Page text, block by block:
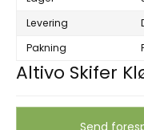
Levering
Pakning
Altivo Skifer
Send